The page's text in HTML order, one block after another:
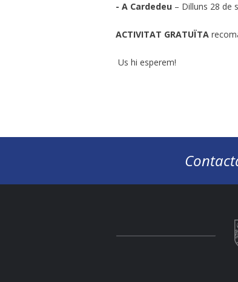
- A Cardedeu – Dilluns 28 de
ACTIVITAT GRATUÏTA
Us hi esperem!